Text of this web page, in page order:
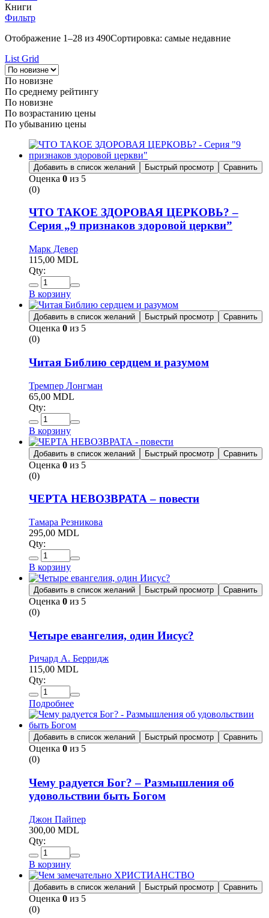
Книги
Фильтр
Отображение 1–28 из 490Сортировка: самые недавние
List Grid
По новизне
По среднему рейтингу
По новизне
По возрастанию цены
По убыванию цены
Добавить в список желаний Быстрый просмотр Сравнить
Оценка 0 из 5
(0)
ЧТО ТАКОЕ ЗДОРОВАЯ ЦЕРКОВЬ? –
Серия „9 признаков здоровой церкви”
Марк Девер
115,00 MDL
Qty:
В корзину
Добавить в список желаний Быстрый просмотр Сравнить
Оценка 0 из 5
(0)
Читая Библию сердцем и разумом
Тремпер Лонгман
65,00 MDL
Qty:
В корзину
Добавить в список желаний Быстрый просмотр Сравнить
Оценка 0 из 5
(0)
ЧЕРТА НЕВОЗВРАТА – повести
Тамара Резникова
295,00 MDL
Qty:
В корзину
Добавить в список желаний Быстрый просмотр Сравнить
Оценка 0 из 5
(0)
Четыре евангелия, один Иисус?
Ричард А. Берридж
115,00 MDL
Qty:
Подробнее
Добавить в список желаний Быстрый просмотр Сравнить
Оценка 0 из 5
(0)
Чему радуется Бог? – Размышления об
удовольствии быть Богом
Джон Пайпер
300,00 MDL
Qty:
В корзину
Добавить в список желаний Быстрый просмотр Сравнить
Оценка 0 из 5
(0)